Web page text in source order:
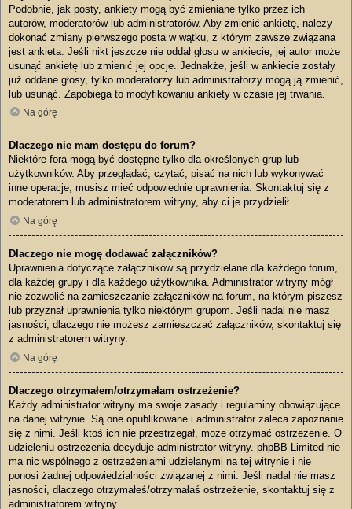
Podobnie, jak posty, ankiety mogą być zmieniane tylko przez ich
autorów, moderatorów lub administratorów. Aby zmienić ankietę, należy
dokonać zmiany pierwszego posta w wątku, z którym zawsze związana
jest ankieta. Jeśli nikt jeszcze nie oddał głosu w ankiecie, jej autor może
usunąć ankietę lub zmienić jej opcje. Jednakże, jeśli w ankiecie zostały
już oddane głosy, tylko moderatorzy lub administratorzy mogą ją zmienić,
lub usunąć. Zapobiega to modyfikowaniu ankiety w czasie jej trwania.
Na górę
Dlaczego nie mam dostępu do forum?
Niektóre fora mogą być dostępne tylko dla określonych grup lub
użytkowników. Aby przeglądać, czytać, pisać na nich lub wykonywać
inne operacje, musisz mieć odpowiednie uprawnienia. Skontaktuj się z
moderatorem lub administratorem witryny, aby ci je przydzielił.
Na górę
Dlaczego nie mogę dodawać załączników?
Uprawnienia dotyczące załączników są przydzielane dla każdego forum,
dla każdej grupy i dla każdego użytkownika. Administrator witryny mógł
nie zezwolić na zamieszczanie załączników na forum, na którym piszesz
lub przyznał uprawnienia tylko niektórym grupom. Jeśli nadal nie masz
jasności, dlaczego nie możesz zamieszczać załączników, skontaktuj się
z administratorem witryny.
Na górę
Dlaczego otrzymałem/otrzymałam ostrzeżenie?
Każdy administrator witryny ma swoje zasady i regulaminy obowiązujące
na danej witrynie. Są one opublikowane i administrator zaleca zapoznanie
się z nimi. Jeśli ktoś ich nie przestrzegał, może otrzymać ostrzeżenie. O
udzieleniu ostrzeżenia decyduje administrator witryny. phpBB Limited nie
ma nic wspólnego z ostrzeżeniami udzielanymi na tej witrynie i nie
ponosi żadnej odpowiedzialności związanej z nimi. Jeśli nadal nie masz
jasności, dlaczego otrzymałeś/otrzymałaś ostrzeżenie, skontaktuj się z
administratorem witryny.